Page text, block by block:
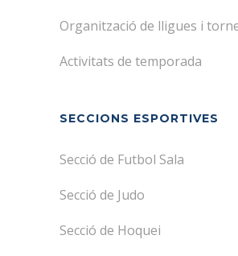
Organització de lligues i
Activitats de temporada
SECCIONS ESPORTIVES
Secció de Futbol Sala
Secció de Judo
Secció de Hoquei